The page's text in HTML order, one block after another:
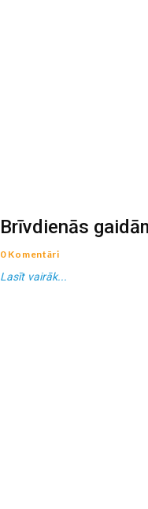
Brīvdienās
0 Komentāri
Lasīt vairāk...